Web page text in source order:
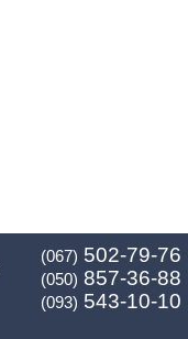
(067) 502-79-76
(050) 857-36-88
(093) 543-10-10